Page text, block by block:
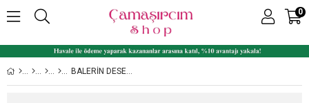
0
BALERIN DESEN BASKILI İNCE ASKILI LIKRALI PENYE KIZ ÇOCUK 3'LÜ ATLET SET